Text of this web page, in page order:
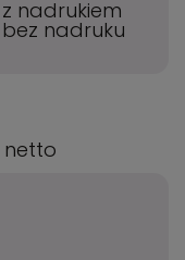
z nadrukiem
bez nadruku
netto